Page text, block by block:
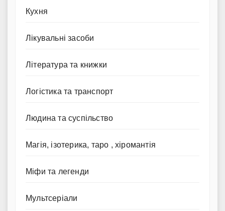
Кухня
Лікувальні засоби
Література та книжки
Логістика та транспорт
Людина та суспільство
Магія, ізотерика, таро , хіромантія
Міфи та легенди
Мультсеріали